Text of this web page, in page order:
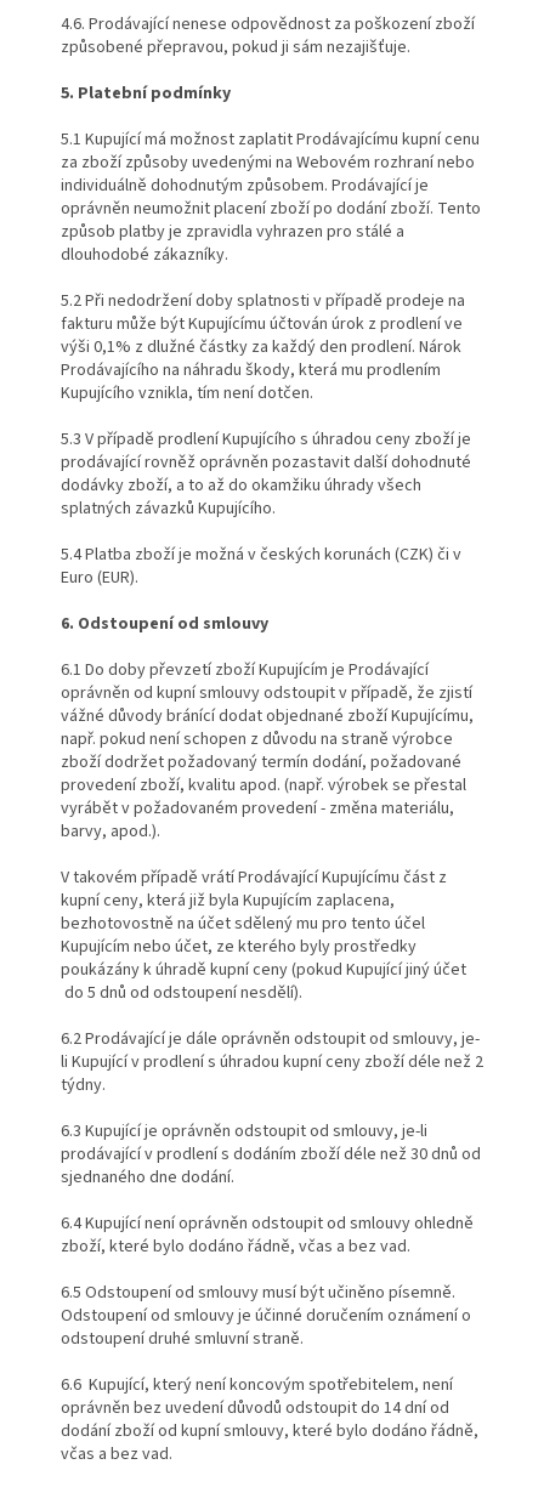
4.6. Prodávající nenese odpovědnost za poškození zboží
způsobené přepravou, pokud ji sám nezajišťuje.
5. Platební podmínky
5.1 Kupující má možnost zaplatit Prodávajícímu kupní cenu
za zboží způsoby uvedenými na Webovém rozhraní nebo
individuálně dohodnutým způsobem. Prodávající je
oprávněn neumožnit placení zboží po dodání zboží. Tento
způsob platby je zpravidla vyhrazen pro stálé a
dlouhodobé zákazníky.
5.2 Při nedodržení doby splatnosti v případě prodeje na
fakturu může být Kupujícímu účtován úrok z prodlení ve
výši 0,1% z dlužné částky za každý den prodlení. Nárok
Prodávajícího na náhradu škody, která mu prodlením
Kupujícího vznikla, tím není dotčen.
5.3 V případě prodlení Kupujícího s úhradou ceny zboží je
prodávající rovněž oprávněn pozastavit další dohodnuté
dodávky zboží, a to až do okamžiku úhrady všech
splatných závazků Kupujícího.
5.4 Platba zboží je možná v českých korunách (CZK) či v
Euro (EUR).
6. Odstoupení od smlouvy
6.1 Do doby převzetí zboží Kupujícím je Prodávající
oprávněn od kupní smlouvy odstoupit v případě, že zjistí
vážné důvody bránící dodat objednané zboží Kupujícímu,
např. pokud není schopen z důvodu na straně výrobce
zboží dodržet požadovaný termín dodání, požadované
provedení zboží, kvalitu apod. (např. výrobek se přestal
vyrábět v požadovaném provedení - změna materiálu,
barvy, apod.).
V takovém případě vrátí Prodávající Kupujícímu část z
kupní ceny, která již byla Kupujícím zaplacena,
bezhotovostně na účet sdělený mu pro tento účel
Kupujícím nebo účet, ze kterého byly prostředky
poukázány k úhradě kupní ceny (pokud Kupující jiný účet
do 5 dnů od odstoupení nesdělí).
6.2 Prodávající je dále oprávněn odstoupit od smlouvy, je-
li Kupující v prodlení s úhradou kupní ceny zboží déle než 2
týdny.
6.3 Kupující je oprávněn odstoupit od smlouvy, je-li
prodávající v prodlení s dodáním zboží déle než 30 dnů od
sjednaného dne dodání.
6.4 Kupující není oprávněn odstoupit od smlouvy ohledně
zboží, které bylo dodáno řádně, včas a bez vad.
6.5 Odstoupení od smlouvy musí být učiněno písemně.
Odstoupení od smlouvy je účinné doručením oznámení o
odstoupení druhé smluvní straně.
6.6 Kupující, který není koncovým spotřebitelem, není
oprávněn bez uvedení důvodů odstoupit do 14 dní od
dodání zboží od kupní smlouvy, které bylo dodáno řádně,
včas a bez vad.